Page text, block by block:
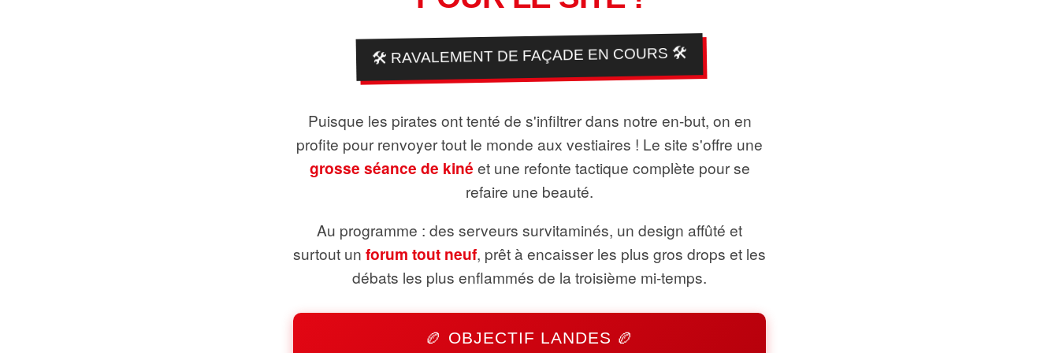
🛠️ RAVALEMENT DE FAÇADE EN COURS 🛠️
Puisque les pirates ont tenté de s'infiltrer dans notre en-but, on en
profite pour renvoyer tout le monde aux vestiaires ! Le site s'offre une
grosse séance de kiné et une refonte tactique complète pour se
refaire une beauté.
Au programme : des serveurs survitaminés, un design affûté et
surtout un forum tout neuf, prêt à encaisser les plus gros drops et les
débats les plus enflammés de la troisième mi-temps.
🏉 OBJECTIF LANDES 🏉